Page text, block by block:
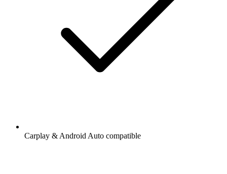
Carplay & Android Auto compatible